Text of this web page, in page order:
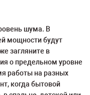
шума. В
мощности будут
загляните в
о предельном уровне
работы на разных
когда бытовой